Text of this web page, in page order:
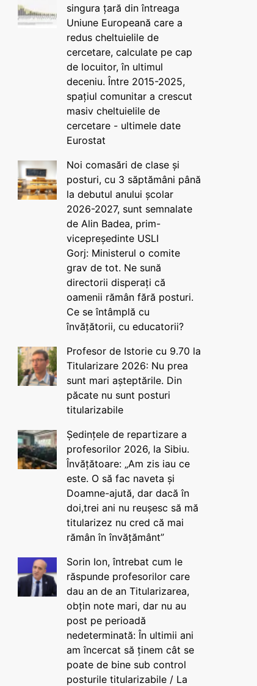
singura țară din întreaga
Uniune Europeană care a
redus cheltuielile de
cercetare, calculate pe cap
de locuitor, în ultimul
deceniu. Între 2015-2025,
spațiul comunitar a crescut
masiv cheltuielile de
cercetare - ultimele date
Eurostat
Noi comasări de clase și
posturi, cu 3 săptămâni până
la debutul anului școlar
2026-2027, sunt semnalate
de Alin Badea, prim-
vicepreședinte USLI
Gorj: Ministerul o comite
grav de tot. Ne sună
directorii disperați că
oamenii rămân fără posturi.
Ce se întâmplă cu
învățătorii, cu educatorii?
Profesor de Istorie cu 9.70 la
Titularizare 2026: Nu prea
sunt mari așteptările. Din
păcate nu sunt posturi
titularizabile
Ședințele de repartizare a
profesorilor 2026, la Sibiu.
Învățătoare: „Am zis iau ce
este. O să fac naveta și
Doamne-ajută, dar dacă în
doi,trei ani nu reușesc să mă
titularizez nu cred că mai
rămân în învățământ”
Sorin Ion, întrebat cum le
răspunde profesorilor care
dau an de an Titularizarea,
obțin note mari, dar nu au
post pe perioadă
nedeterminată: În ultimii ani
am încercat să ținem cât se
poate de bine sub control
posturile titularizabile / La